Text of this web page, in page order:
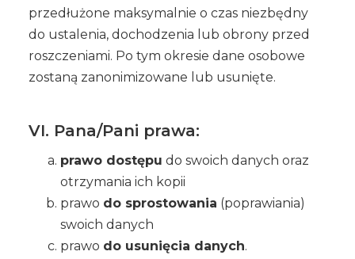
przedłużone maksymalnie o czas niezbędny
do ustalenia, dochodzenia lub obrony przed
roszczeniami. Po tym okresie dane osobowe
zostaną zanonimizowane lub usunięte.
VI. Pana/Pani prawa:
prawo dostępu do swoich danych oraz
otrzymania ich kopii
prawo do sprostowania (poprawiania)
swoich danych
prawo do usunięcia danych.